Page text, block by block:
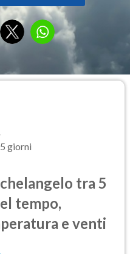
giorni
tra 5
tempo,
e venti